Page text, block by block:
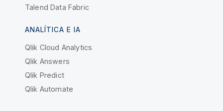
Talend Data Fabric
ANALÍTICA E IA
Qlik Cloud Analytics
Qlik Answers
Qlik Predict
Qlik Automate